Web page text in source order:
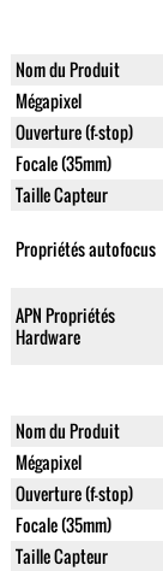
Nom du Produit
Mégapixel
Ouverture (f-stop)
Focale (35mm)
Taille Capteur
Propriétés autofocus
APN Propriétés
Hardware
Nom du Produit
Mégapixel
Ouverture (f-stop)
Focale (35mm)
Taille Capteur